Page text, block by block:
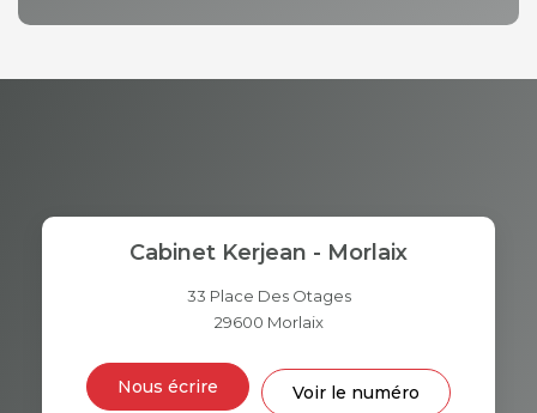
TAXE FONCIÈRE
PART DES MÉNAGES SANS
VOITURE
RÉSULTATS DES LYCÉES ECOLES ET CRÈCHES
Cabinet Kerjean - Morlaix
33 Place Des Otages
29600 Morlaix
Nous écrire Voir le numéro